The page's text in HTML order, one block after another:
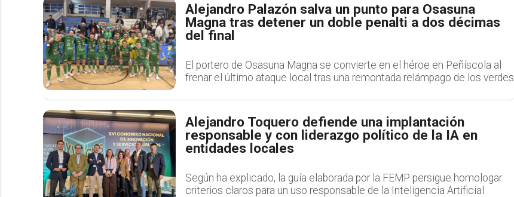
Alejandro Palazón salva un punto para Osasuna
Magna tras detener un doble penalti a dos décimas
del final
El portero de Osasuna Magna se convierte en el héroe en Peñíscola al
frenar el último ataque local tras una remontada relámpago de los verdes.
Alejandro Toquero defiende una implantación
responsable y con liderazgo político de la IA en
entidades locales
Según ha explicado, la guía elaborada por la FEMP persigue homologar
criterios claros para un uso responsable de la Inteligencia Artificial